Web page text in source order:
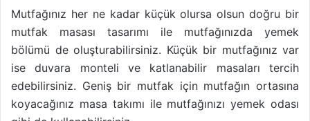
Mutfağınız her ne kadar küçük olursa olsun doğru bir
mutfak masası tasarımı ile mutfağınızda yemek
bölümü de oluşturabilirsiniz. Küçük bir mutfağınız var
ise duvara monteli ve katlanabilir masaları tercih
edebilirsiniz. Geniş bir mutfak için mutfağın ortasına
koyacağınız masa takımı ile mutfağınızı yemek odası